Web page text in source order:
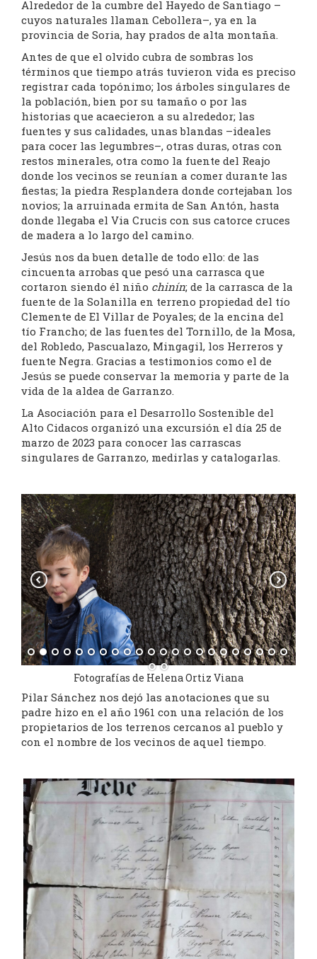
Alrededor de la cumbre del Hayedo de Santiago –
cuyos naturales llaman Cebollera–, ya en la
provincia de Soria, hay prados de alta montaña.
Antes de que el olvido cubra de sombras los
términos que tiempo atrás tuvieron vida es preciso
registrar cada topónimo; los árboles singulares de
la población, bien por su tamaño o por las
historias que acaecieron a su alrededor; las
fuentes y sus calidades, unas blandas –ideales
para cocer las legumbres–, otras duras, otras con
restos minerales, otra como la fuente del Reajo
donde los vecinos se reunían a comer durante las
fiestas; la piedra Resplandera donde cortejaban los
novios; la arruinada ermita de San Antón, hasta
donde llegaba el Via Crucis con sus catorce cruces
de madera a lo largo del camino.
Jesús nos da buen detalle de todo ello: de las
cincuenta arrobas que pesó una carrasca que
cortaron siendo él niño chinín; de la carrasca de la
fuente de la Solanilla en terreno propiedad del tío
Clemente de El Villar de Poyales; de la encina del
tío Francho; de las fuentes del Tornillo, de la Mosa,
del Robledo, Pascualazo, Mingagil, los Herreros y
fuente Negra. Gracias a testimonios como el de
Jesús se puede conservar la memoria y parte de la
vida de la aldea de Garranzo.
La Asociación para el Desarrollo Sostenible del
Alto Cidacos organizó una excursión el día 25 de
marzo de 2023 para conocer las carrascas
singulares de Garranzo, medirlas y catalogarlas.
Fotografías de Helena Ortiz Viana
Pilar Sánchez nos dejó las anotaciones que su
padre hizo en el año 1961 con una relación de los
propietarios de los terrenos cercanos al pueblo y
con el nombre de los vecinos de aquel tiempo.